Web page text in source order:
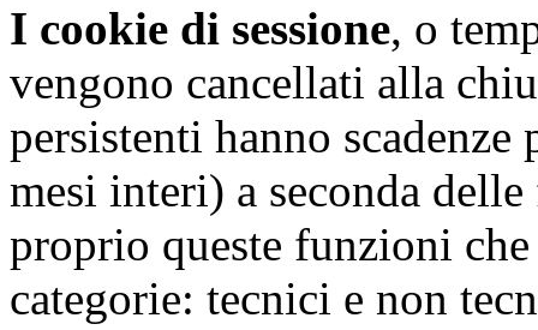
I cookie di sessione, o
vengono cancellati alla
persistenti hanno
mesi interi) a seconda
proprio queste funzioni
categorie: tecnici e non